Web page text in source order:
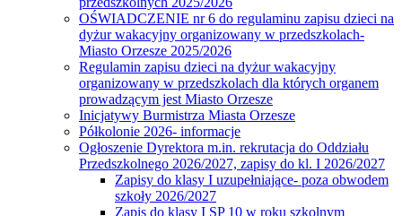
OŚWIADCZENIE nr 6 do regulaminu zapisu dzieci na
dyżur wakacyjny organizowany w przedszkolach-
Miasto Orzesze 2025/2026
Regulamin zapisu dzieci na dyżur wakacyjny
organizowany w przedszkolach dla których organem
prowadzącym jest Miasto Orzesze
Inicjatywy Burmistrza Miasta Orzesze
Półkolonie 2026- informacje
Ogłoszenie Dyrektora m.in. rekrutacja do Oddziału
Przedszkolnego 2026/2027, zapisy do kl. I 2026/2027
Zapisy do klasy I uzupełniające- poza obwodem
szkoły 2026/2027
Zapis do klasy I SP 10 w roku szkolnym